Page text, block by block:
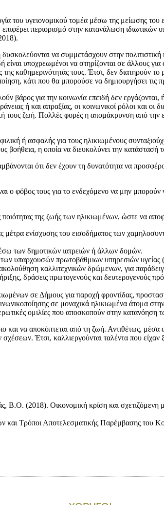
του υγειονομικού τομέα μέσω της μείωσης
περιορισμό στην κατανάλωση ιδιωτικών
δυσκολεύονται να συμμετάσχουν στην
είναι υποχρεωμένοι να στηρίζονται σε
καθημερινότητάς τους. Έτσι, δεν διατηρούν
κάτι που θα μπορούσε να δημιουργήσει τις
βάρος για την κοινωνία επειδή δεν
ή και απραξίας, οι κοινωνικοί ρόλοι και
τους ζωή. Πολλές φορές η απομάκρυνση από
ή ασφαλής για τους ηλικιωμένους
βοήθεια, η οποία να διευκολύνει την κατάστασή
ότι δεν έχουν τη δυνατότητα να
ο φόβος τους για το ενδεχόμενο να μην
της ζωής των ηλικιωμένων, ώστε να
μέτρα ενίσχυσης του εισοδήματος των
των δημοτικών ιατρειών ή άλλων δομών.
των υπαρχουσών πρωτοβάθμιων υπηρεσιών
καλλιτεχνικών δρώμενων, για
δράσεις πρωτογενούς και δευτερογενούς
σε Δήμους για παροχή φροντίδας,
σε μοναχικά ηλικιωμένα άτομα
ομιλίες που αποσκοπούν στην
και να αποκόπτεται από τη ζωή. Αντιθέτως,
Έτσι, καλλιεργούνται ταλέντα που
(2018). Οικονομική κρίση και σχετιζόμενη με
Τρόποι Αποτελεσματικής Παρέμβασης του